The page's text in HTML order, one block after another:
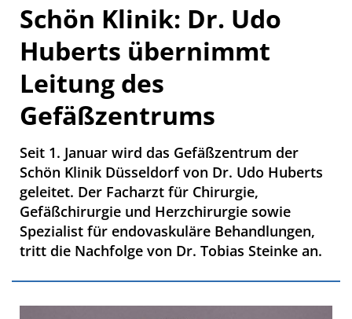
Schön Klinik: Dr. Udo
Huberts übernimmt
Leitung des
Gefäßzentrums
Seit 1. Januar wird das Gefäßzentrum der
Schön Klinik Düsseldorf von Dr. Udo Huberts
geleitet. Der Facharzt für Chirurgie,
Gefäßchirurgie und Herzchirurgie sowie
Spezialist für endovaskuläre Behandlungen,
tritt die Nachfolge von Dr. Tobias Steinke an.